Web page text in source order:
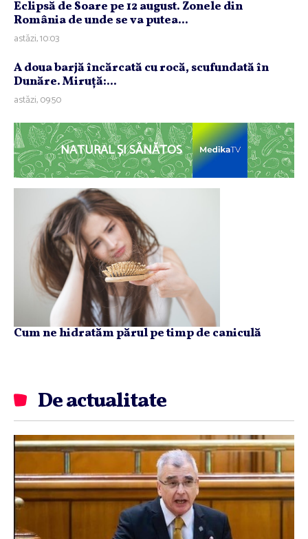
Eclipsă de Soare pe 12 august. Zonele din
România de unde se va putea...
astăzi, 10:03
A doua barjă încărcată cu rocă, scufundată în
Dunăre. Miruţă:...
astăzi, 09:50
NATURAL ȘI SĂNĂTOS
Cum ne hidratăm părul pe timp de caniculă
De actualitate